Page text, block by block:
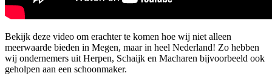
Bekijk deze video om erachter te komen hoe wij niet alleen
meerwaarde bieden in Megen, maar in heel Nederland! Zo hebben
wij ondernemers uit Herpen, Schaijk en Macharen bijvoorbeeld ook
geholpen aan een schoonmaker.